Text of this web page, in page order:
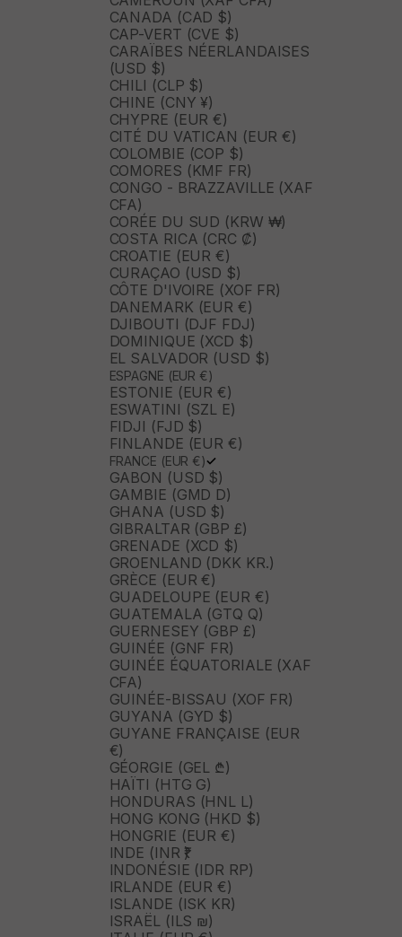
CANADA (CAD $)
CAP-VERT (CVE $)
CARAÏBES NÉERLANDAISES
(USD $)
CHILI (CLP $)
CHINE (CNY ¥)
CHYPRE (EUR €)
CITÉ DU VATICAN (EUR €)
COLOMBIE (COP $)
COMORES (KMF FR)
CONGO - BRAZZAVILLE (XAF
CFA)
CORÉE DU SUD (KRW ₩)
COSTA RICA (CRC ₡)
CROATIE (EUR €)
CURAÇAO (USD $)
CÔTE D'IVOIRE (XOF FR)
DANEMARK (EUR €)
DJIBOUTI (DJF FDJ)
DOMINIQUE (XCD $)
EL SALVADOR (USD $)
ESPAGNE (EUR €)
ESTONIE (EUR €)
ESWATINI (SZL E)
FIDJI (FJD $)
FINLANDE (EUR €)
FRANCE (EUR €)
GABON (USD $)
GAMBIE (GMD D)
GHANA (USD $)
GIBRALTAR (GBP £)
GRENADE (XCD $)
GROENLAND (DKK KR.)
GRÈCE (EUR €)
GUADELOUPE (EUR €)
GUATEMALA (GTQ Q)
GUERNESEY (GBP £)
GUINÉE (GNF FR)
GUINÉE ÉQUATORIALE (XAF
CFA)
GUINÉE-BISSAU (XOF FR)
GUYANA (GYD $)
GUYANE FRANÇAISE (EUR
€)
GÉORGIE (GEL ₾)
HAÏTI (HTG G)
HONDURAS (HNL L)
HONG KONG (HKD $)
HONGRIE (EUR €)
INDE (INR ₹)
INDONÉSIE (IDR RP)
IRLANDE (EUR €)
ISLANDE (ISK KR)
ISRAËL (ILS ₪)